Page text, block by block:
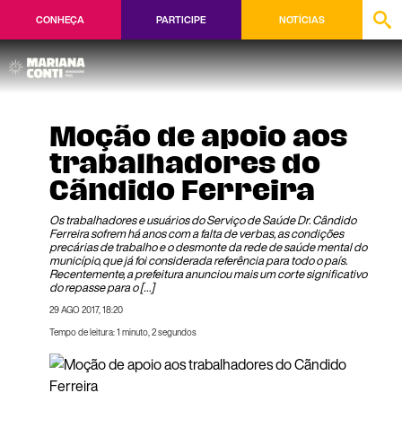
CONHEÇA PARTICIPE NOTÍCIAS
Moção de apoio aos
trabalhadores do
Cãndido Ferreira
Os trabalhadores e usuários do Serviço de Saúde Dr. Cândido
Ferreira sofrem há anos com a falta de verbas, as condições
precárias de trabalho e o desmonte da rede de saúde mental do
município, que já foi considerada referência para todo o país.
Recentemente, a prefeitura anunciou mais um corte significativo
do repasse para o […]
29 AGO 2017, 18:20
Tempo de leitura: 1 minuto, 2 segundos